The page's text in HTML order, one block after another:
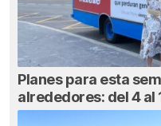
Planes para esta
alrededores: del 4 al